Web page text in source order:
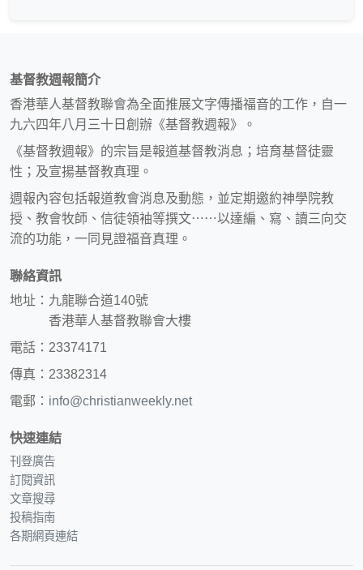
基督教週報簡介
香港華人基督教聯會為全面推展文字傳播福音的工作，自一
九六四年八月三十日創辦《基督教週報》。
《基督教週報》的宗旨是報道基督教消息；培育基督徒靈
性；及宣揚基督教真理。
週報內容包括報道教會消息及動態，並定期邀約神學院教
授、教會牧師、信徒領袖等撰文⋯⋯以達編、寫、讀三向交
流的功能，一同見證福音真理。
聯絡資訊
地址：九龍聯合道140號
香港華人基督教聯會大樓
電話：23374171
傳真：23382314
電郵： info@christianweekly.net
快速連結
刊登廣告
訂閱資訊
文章搜尋
投稿指南
各期網頁連結